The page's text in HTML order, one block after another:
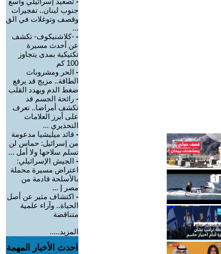
جنوب لبنان.. تفجيرات
وقصف وتوغلات في الق
...
- -كلاشنيكوف- تكشف
عن أحدث مسيرة
تكتيكية بمدى يتجاوز
100 كم
- الحر ومشروبات
الطاقة.. مزيج قد يرفع
ضغط الدم ويهدد القلب
- رائحة الجسم قد
تكشف أمراضا.. تعرف
على أبرز العلامات
التحذيري ...
- قائد ميليشيا مدعومة
من إسرائيل: حماس لن
تسلم سلاحها ولا أمل ...
- الجيش الإسرائيلي:
اعتراض مسيرة محملة
بالأسلحة قادمة من
مصر إ ...
- اكتشاف مثير عن أصل
الحياة.. وآراء علمية
متناقضة
المزيد.....
احدث الأخبار المهمة